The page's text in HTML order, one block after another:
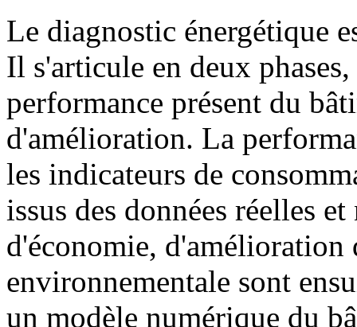
Le diagnostic énergétique
Il s'articule en deux
performance présent du
d'amélioration. La
les indicateurs de
issus des données réelles
d'économie,
environnementale sont
un modèle numérique du